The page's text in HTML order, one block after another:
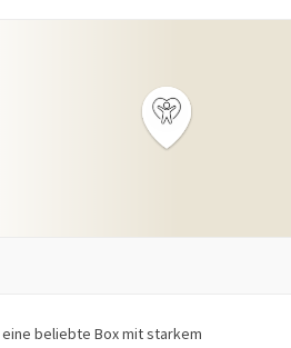
beliebte Box mit starkem